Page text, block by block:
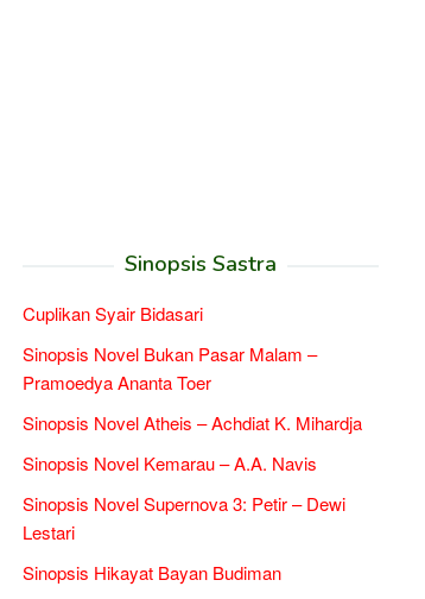
Sinopsis Sastra
Cuplikan Syair Bidasari
Sinopsis Novel Bukan Pasar Malam –
Pramoedya Ananta Toer
Sinopsis Novel Atheis – Achdiat K. Mihardja
Sinopsis Novel Kemarau – A.A. Navis
Sinopsis Novel Supernova 3: Petir – Dewi
Lestari
Sinopsis Hikayat Bayan Budiman